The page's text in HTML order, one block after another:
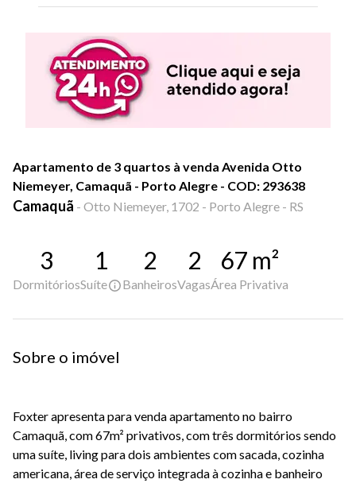
Apartamento de 3 quartos à venda Avenida Otto
Niemeyer, Camaquã - Porto Alegre - COD: 293638
Camaquã - Otto Niemeyer, 1702 - Porto Alegre - RS
3
Dormitórios
1
Suíte
2
Banheiros
2
Vagas
67 m²
Área Privativa
Sobre o imóvel
Foxter apresenta para venda apartamento no bairro
Camaquã, com 67m² privativos, com três dormitórios sendo
uma suíte, living para dois ambientes com sacada, cozinha
americana, área de serviço integrada à cozinha e banheiro